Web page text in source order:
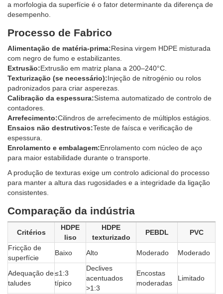
a morfologia da superfície é o fator determinante da diferença de
desempenho.
Processo de Fabrico
Alimentação de matéria-prima:Resina virgem HDPE misturada
com negro de fumo e estabilizantes.
Extrusão:Extrusão em matriz plana a 200–240°C.
Texturização (se necessário):Injeção de nitrogénio ou rolos
padronizados para criar asperezas.
Calibração da espessura:Sistema automatizado de controlo de
contadores.
Arrefecimento:Cilindros de arrefecimento de múltiplos estágios.
Ensaios não destrutivos:Teste de faísca e verificação de
espessura.
Enrolamento e embalagem:Enrolamento com núcleo de aço
para maior estabilidade durante o transporte.
A produção de texturas exige um controlo adicional do processo
para manter a altura das rugosidades e a integridade da ligação
consistentes.
Comparação da indústria
Critérios
HDPE
liso
HDPE
texturizado
PEBDL
PVC
Fricção de
superfície
Baixo Alto Moderado Moderado
Adequação de
taludes
≤1:3
típico
Declives
acentuados
>1:3
Encostas
moderadas
Limitado